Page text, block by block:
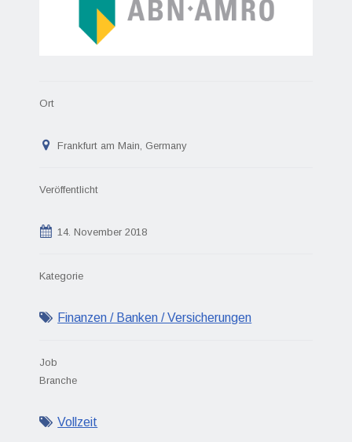
Ort
Frankfurt am Main, Germany
Veröffentlicht
14. November 2018
Kategorie
Finanzen / Banken / Versicherungen
Job
Branche
Vollzeit